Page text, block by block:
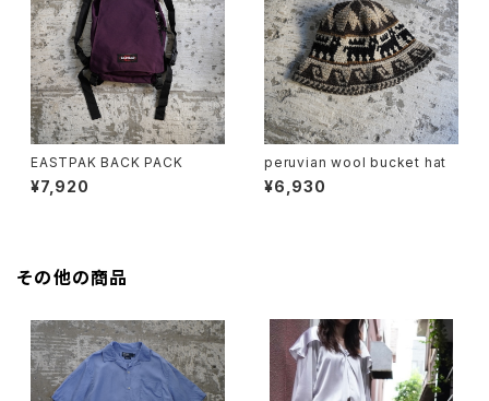
EASTPAK BACK PACK
¥7,920
peruvian wool bucket hat
¥6,930
その他の商品